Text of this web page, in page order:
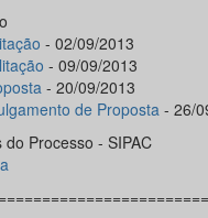
- 02/09/2013
- 09/09/2013
- 20/09/2013
de Proposta- 26/
Processo - SIPAC